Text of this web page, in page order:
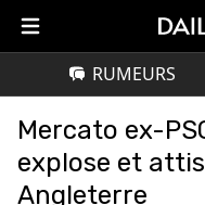
RUMEURS
Mercato ex-
explose et
Angleterre